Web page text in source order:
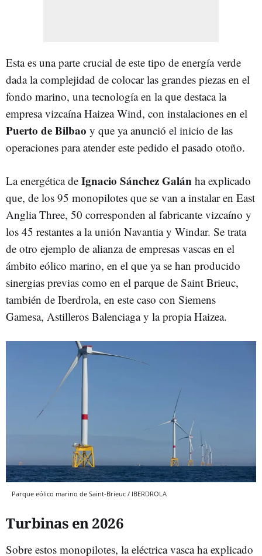
Esta es una parte crucial de este tipo de energía verde
dada la complejidad de colocar las grandes piezas en el
fondo marino, una tecnología en la que destaca la
empresa vizcaína Haizea Wind, con instalaciones en el
Puerto de Bilbao y que ya anunció el inicio de las
operaciones para atender este pedido el pasado otoño.
La energética de Ignacio Sánchez Galán ha explicado
que, de los 95 monopilotes que se van a instalar en East
Anglia Three, 50 corresponden al fabricante vizcaíno y
los 45 restantes a la unión Navantia y Windar. Se trata
de otro ejemplo de alianza de empresas vascas en el
ámbito eólico marino, en el que ya se han producido
sinergias previas como en el parque de Saint Brieuc,
también de Iberdrola, en este caso con Siemens
Gamesa, Astilleros Balenciaga y la propia Haizea.
Parque eólico marino de Saint-Brieuc / IBERDROLA
Turbinas en 2026
Sobre estos monopilotes, la eléctrica vasca ha explicado